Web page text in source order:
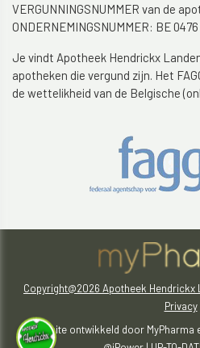
VERGUNNINGSNUMMER van de
ONDERNEMINGSNUMMER: BE
Je vindt Apotheek Hendrickx
apotheken die vergund zijn. Het
de wettelikheid van de Belgische
Copyright@2026 Apotheek Hendrickx
Privacy
Website ontwikkeld door MyPharma